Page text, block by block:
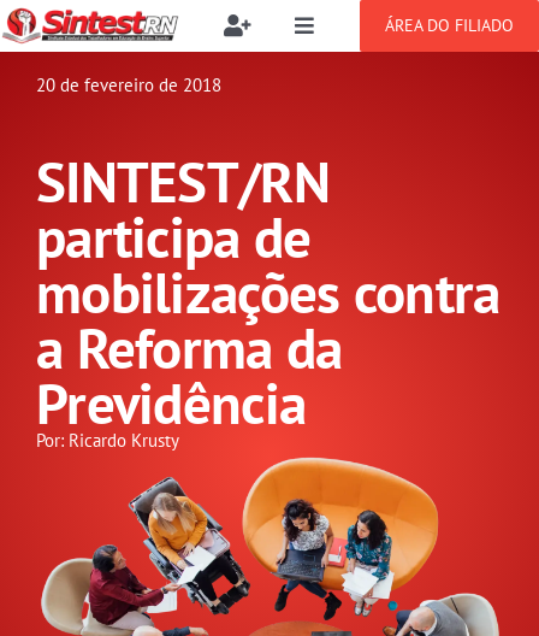
Ir
para
Toggle
Buscar
resultados
Filie-se
Benefícios
Setor jurídico
Toggle
SOBRE
NOTÍCIAS
PUBLICAÇÕES
CONGRESSOS
GREVE
DOCUMENTOS
GALERIA
ÁREA DO FILIADO
20 de fevereiro de 2018
SINTEST/RN
participa de
mobilizações contra
a Reforma da
Previdência
Por: Ricardo Krusty